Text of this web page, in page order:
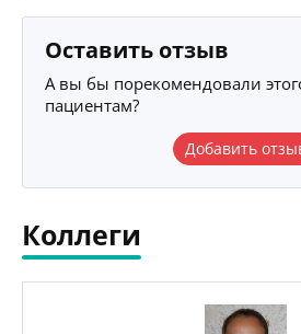
Оставить отзыв
А вы бы порекомендовали
пациентам?
Добавить
Коллеги